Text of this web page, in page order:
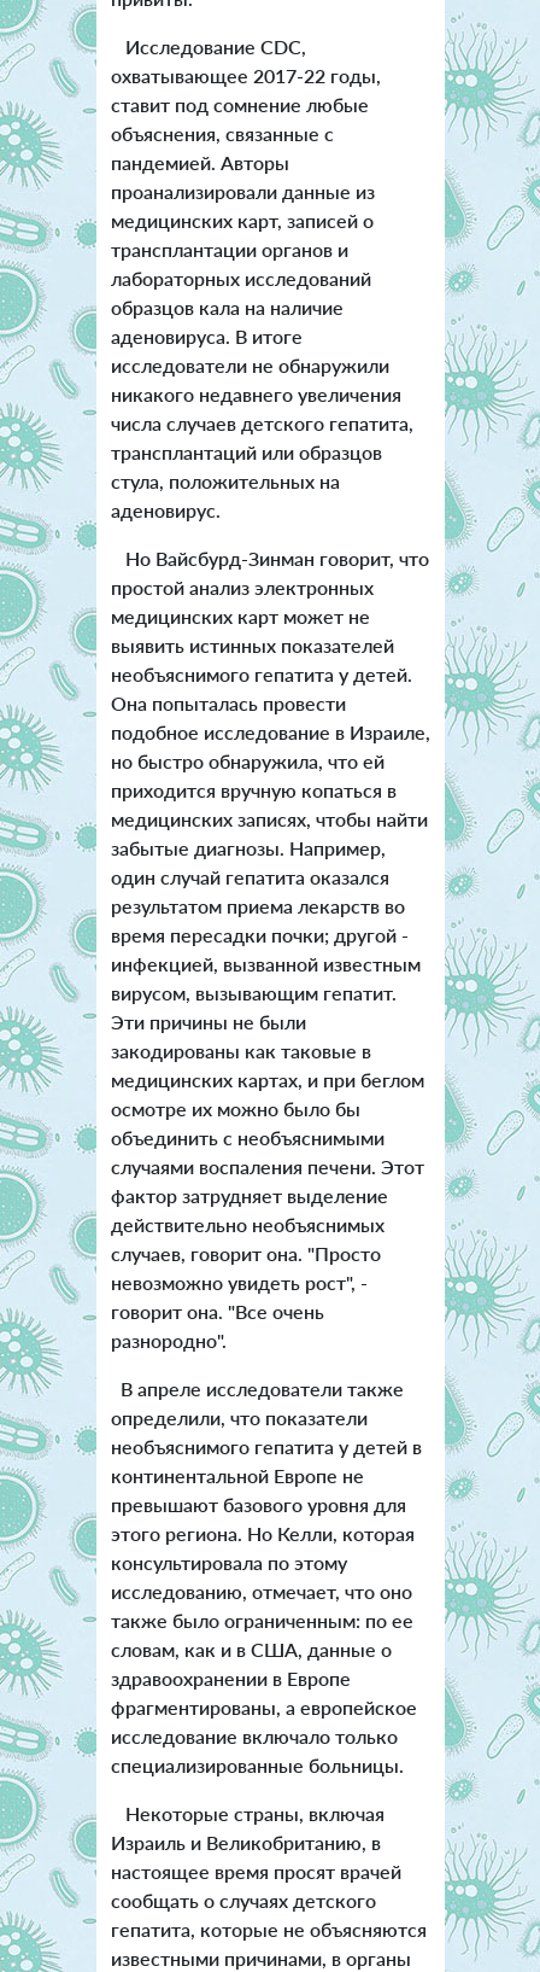
Исследование CDC,
охватывающее 2017-22 годы,
ставит под сомнение любые
объяснения, связанные с
пандемией. Авторы
проанализировали данные из
медицинских карт, записей о
трансплантации органов и
лабораторных исследований
образцов кала на наличие
аденовируса. В итоге
исследователи не обнаружили
никакого недавнего увеличения
числа случаев детского гепатита,
трансплантаций или образцов
стула, положительных на
аденовирус.
Но Вайсбурд-Зинман говорит, что
простой анализ электронных
медицинских карт может не
выявить истинных показателей
необъяснимого гепатита у детей.
Она попыталась провести
подобное исследование в Израиле,
но быстро обнаружила, что ей
приходится вручную копаться в
медицинских записях, чтобы найти
забытые диагнозы. Например,
один случай гепатита оказался
результатом приема лекарств во
время пересадки почки; другой -
инфекцией, вызванной известным
вирусом, вызывающим гепатит.
Эти причины не были
закодированы как таковые в
медицинских картах, и при беглом
осмотре их можно было бы
объединить с необъяснимыми
случаями воспаления печени. Этот
фактор затрудняет выделение
действительно необъяснимых
случаев, говорит она. "Просто
невозможно увидеть рост", -
говорит она. "Все очень
разнородно".
В апреле исследователи также
определили, что показатели
необъяснимого гепатита у детей в
континентальной Европе не
превышают базового уровня для
этого региона. Но Келли, которая
консультировала по этому
исследованию, отмечает, что оно
также было ограниченным: по ее
словам, как и в США, данные о
здравоохранении в Европе
фрагментированы, а европейское
исследование включало только
специализированные больницы.
Некоторые страны, включая
Израиль и Великобританию, в
настоящее время просят врачей
сообщать о случаях детского
гепатита, которые не объясняются
известными причинами, в органы